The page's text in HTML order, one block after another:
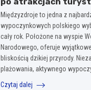
Międzyzdroje to jedna z
wypoczynkowych polskiego
cały rok. Położone na wyspie
Narodowego, oferuje
bliskością dzikiej przyrody.
plażowania, aktywnego
Czytaj dalej